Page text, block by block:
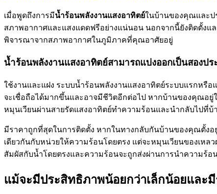
เมื่อพูดถึงการมีน้ำร้อนพลังงานแสงอาทิตย์ในบ้านของคุณและป
สภาพอากาศและแสงแดดฟรีอย่างแน่นอน นอกจากนี้ยังติดตั้งแ
พิจารณาจากสภาพอากาศในภูมิภาคที่คุณอาศัยอยู่
น้ำร้อนพลังงานแสงอาทิตย์สามารถแบ่งออกเป็นสองปร
ใช้งานและแฝง ระบบน้ำร้อนพลังงานแสงอาทิตย์ระบบแรกหรื
จะเชื่อถือได้มากขึ้นและอาจมีชีวิตอีกต่อไป หากบ้านของคุณอ
หมุนเวียนผ่านสายรัดแสงอาทิตย์ทำความร้อนและนำกลับไปที่
มีราคาถูกที่สุดในการติดตั้ง หากในทางกลับกันบ้านของคุณตั้ง
เดียวกันกับหน่วยให้ความร้อนโดยตรง แต่จะหมุนเวียนของเห
สัมผัสกับน้ำโดยตรงและความร้อนจะถูกส่งผ่านการนำความร้อน
แม้จะมีประสิทธิภาพน้อยกว่าเล็กน้อยและ